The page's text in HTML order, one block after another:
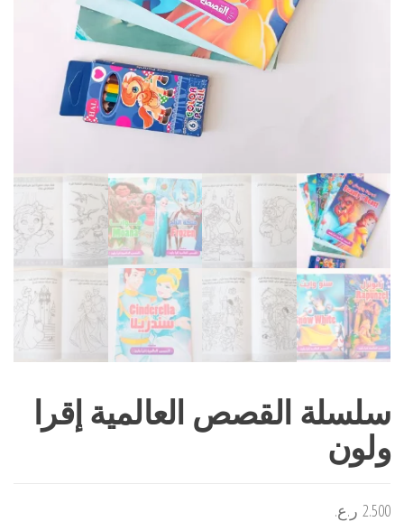
سلسلة القصص العالمية إقرا
ولون
2.500 ر.ع.